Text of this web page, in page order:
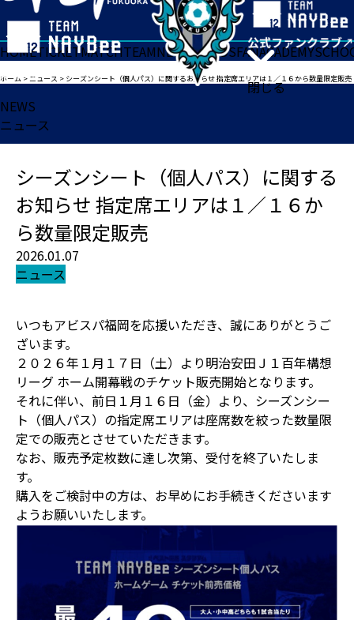
閉じる
HOMETICKETMATCHTEAMNEWSGOODSFANACADEMY
ホーム >ニュース > シーズンシート（個人パス）に関するお知らせ 指定席エリアは１／１６から数量限定販売
NEWS
ニュース
シーズンシート（個人パス）に関する
お知らせ 指定席エリアは１／１６か
ら数量限定販売
2026.01.07
ニュース
いつもアビスパ福岡を応援いただき、誠にありがとうご
ざいます。
２０２６年１月１７日（土）より明治安田Ｊ１百年構想
リーグ ホーム開幕戦のチケット販売開始となります。
それに伴い、前日１月１６日（金）より、シーズンシー
ト（個人パス）の指定席エリアは座席数を絞った数量限
定での販売とさせていただきます。
なお、販売予定枚数に達し次第、受付を終了いたしま
す。
購入をご検討中の方は、お早めにお手続きくださいます
ようお願いいたします。